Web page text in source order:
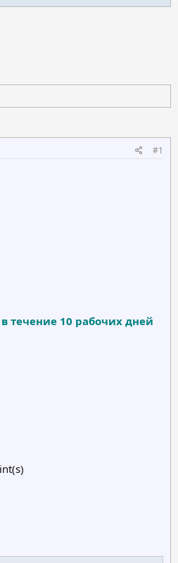
#1
течение 10 рабочих дней